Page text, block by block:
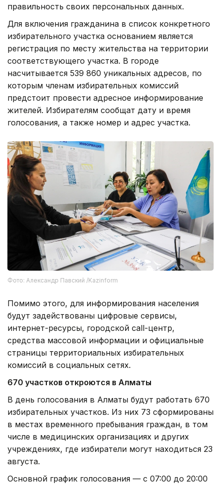
правильность своих персональных данных.
Для включения гражданина в список конкретного
избирательного участка основанием является
регистрация по месту жительства на территории
соответствующего участка. В городе
насчитывается 539 860 уникальных адресов, по
которым членам избирательных комиссий
предстоит провести адресное информирование
жителей. Избирателям сообщат дату и время
голосования, а также номер и адрес участка.
Фото: Александр Павский /Kazinform
Помимо этого, для информирования населения
будут задействованы цифровые сервисы,
интернет-ресурсы, городской call-центр,
средства массовой информации и официальные
страницы территориальных избирательных
комиссий в социальных сетях.
670 участков откроются в Алматы
В день голосования в Алматы будут работать 670
избирательных участков. Из них 73 сформированы
в местах временного пребывания граждан, в том
числе в медицинских организациях и других
учреждениях, где избиратели могут находиться 23
августа.
Основной график голосования — с 07:00 до 20:00